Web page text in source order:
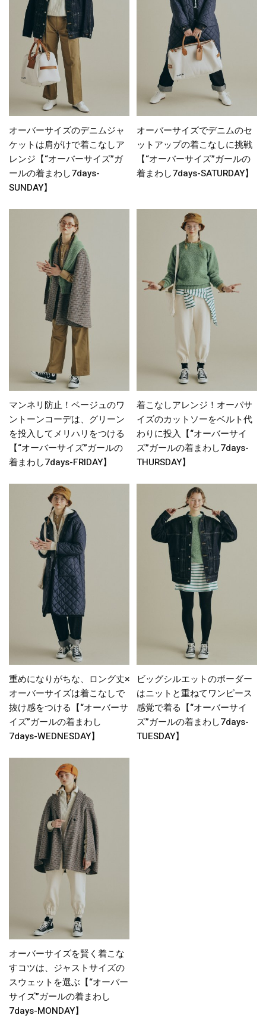
オーバーサイズのデニムジャ
ケットは肩がけで着こなしア
レンジ【“オーバーサイズ”ガ
ールの着まわし7days-
SUNDAY】
オーバーサイズでデニムのセ
ットアップの着こなしに挑戦
【“オーバーサイズ”ガールの
着まわし7days-SATURDAY】
マンネリ防止！ベージュのワ
ントーンコーデは、グリーン
を投入してメリハリをつける
【“オーバーサイズ”ガールの
着まわし7days-FRIDAY】
着こなしアレンジ！オーバサ
イズのカットソーをベルト代
わりに投入【“オーバーサイ
ズ”ガールの着まわし7days-
THURSDAY】
重めになりがちな、ロング丈×
オーバーサイズは着こなしで
抜け感をつける【“オーバーサ
イズ”ガールの着まわし
7days-WEDNESDAY】
ビッグシルエットのボーダー
はニットと重ねてワンピース
感覚で着る【“オーバーサイ
ズ”ガールの着まわし7days-
TUESDAY】
オーバーサイズを賢く着こな
すコツは、ジャストサイズの
スウェットを選ぶ【“オーバー
サイズ”ガールの着まわし
7days-MONDAY】